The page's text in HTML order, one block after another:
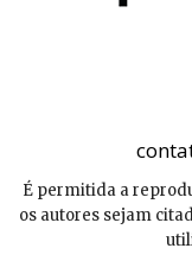
É permitida a
os autores sejam